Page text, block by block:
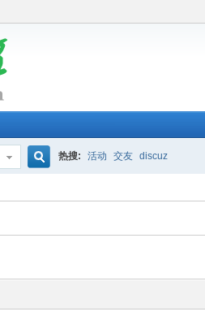
热搜: 活动 交友 discuz